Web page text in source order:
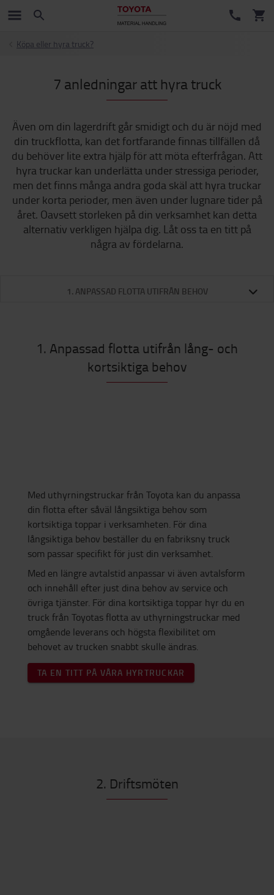
Köpa eller hyra truck?
7 anledningar att hyra truck
Även om din lagerdrift går smidigt och du är nöjd med
din truckflotta, kan det fortfarande finnas tillfällen då
du behöver lite extra hjälp för att möta efterfrågan. Att
hyra truckar kan underlätta under stressiga perioder,
men det finns många andra goda skäl att hyra truckar
under korta perioder, men även under lugnare tider på
året. Oavsett storleken på din verksamhet kan detta
alternativ verkligen hjälpa dig. Låt oss ta en titt på
några av fördelarna.
1. ANPASSAD FLOTTA UTIFRÅN BEHOV
1. Anpassad flotta utifrån lång- och
kortsiktiga behov
Med uthyrningstruckar från Toyota kan du anpassa
din flotta efter såväl långsiktiga behov som
kortsiktiga toppar i verksamheten. För dina
långsiktiga behov beställer du en fabriksny truck
som passar specifikt för just din verksamhet.
Med en längre avtalstid anpassar vi även avtalsform
och innehåll efter just dina behov av service och
övriga tjänster. För dina kortsiktiga toppar hyr du en
truck från Toyotas flotta av uthyrningstruckar med
omgående leverans och högsta flexibilitet om
behovet av trucken snabbt skulle ändras.
TA EN TITT PÅ VÅRA HYRTRUCKAR
2. Driftsmöten